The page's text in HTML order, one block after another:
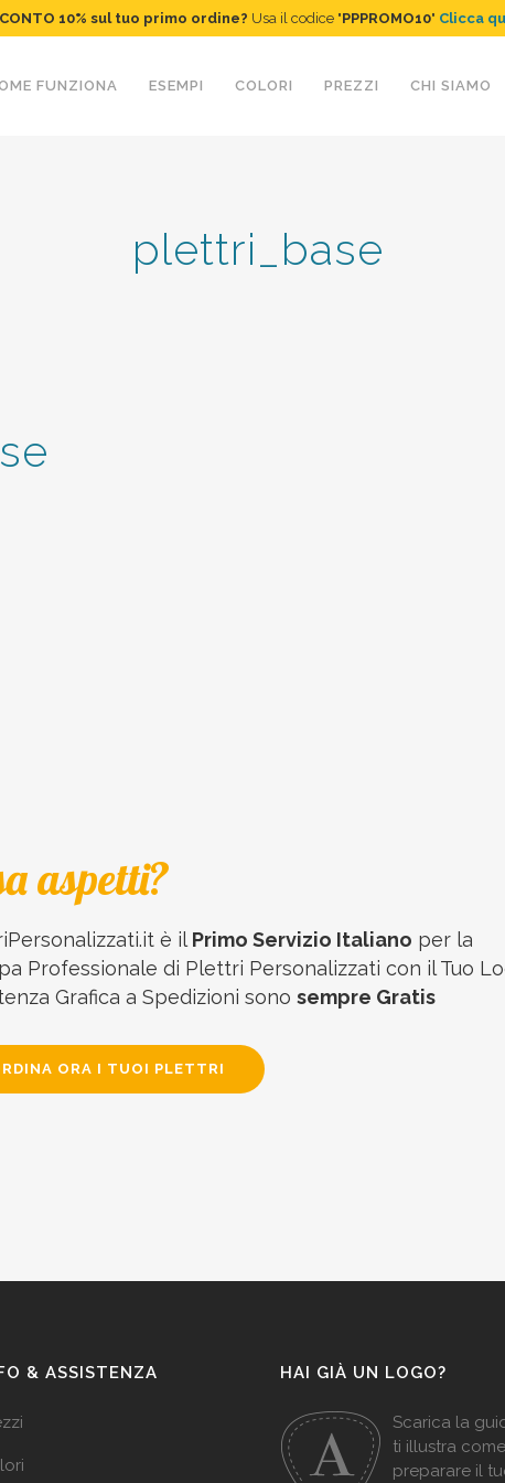
10% sul tuo primo ordine? Usa il codice "PPPROMO10" Clicca
FUNZIONA ESEMPI COLORI PREZZI CHI SIAMO
plettri_base
aspetti?
è il Primo Servizio Italiano per la
Professionale di Plettri Personalizzati con il Tuo
Grafica a Spedizioni sono sempre Gratis
ORA I TUOI PLETTRI
& ASSISTENZA HAI GIÀ UN LOGO?
Scarica la
ti illustra come
preparare il